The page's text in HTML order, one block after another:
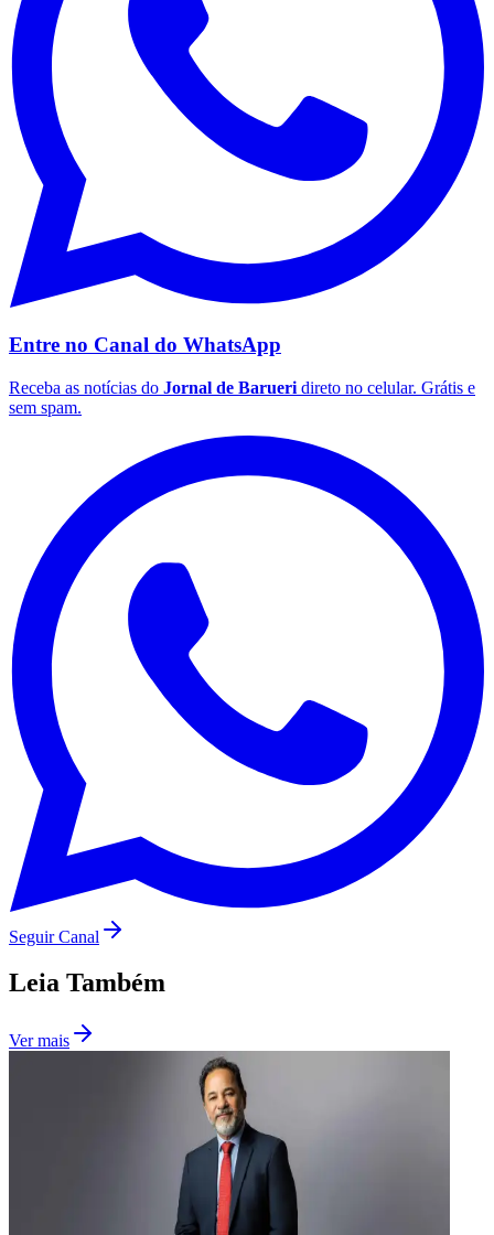
Corinthians
Palmeiras
Entre no Canal do WhatsApp
Receba as notícias do Jornal de Barueri direto no celular. Grátis e
sem spam.
Seguir Canal
Leia Também
Ver mais